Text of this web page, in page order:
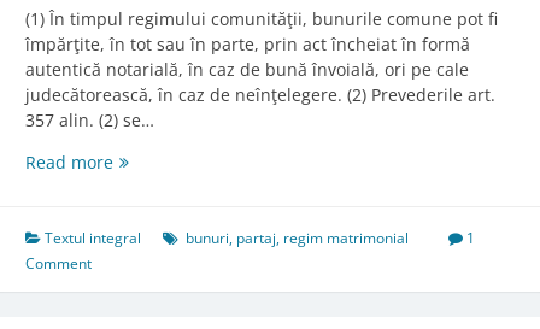
(1) În timpul regimului comunităţii, bunurile comune pot fi
împărţite, în tot sau în parte, prin act încheiat în formă
autentică notarială, în caz de bună învoială, ori pe cale
judecătorească, în caz de neînţelegere. (2) Prevederile art.
357 alin. (2) se…
Read moreArt.
în
regimului
Textul integral bunuri, partaj, regim matrimonial
1
Comment